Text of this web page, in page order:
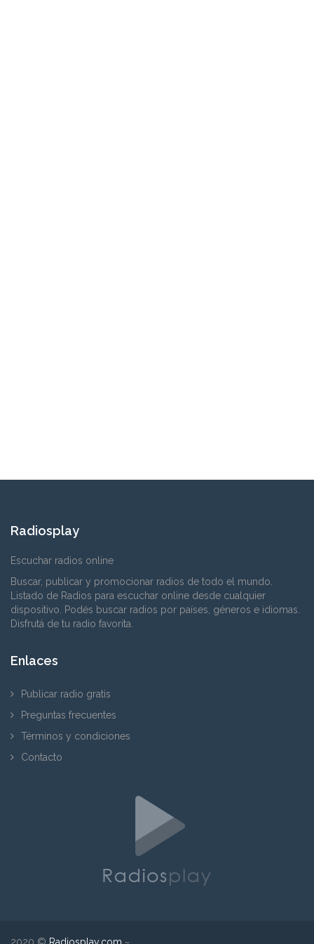
Radiosplay
Escuchar radios online
Buscar, publicar y promocionar radios de todo el mundo.
Listado de Radios para escuchar online desde cualquier
dispositivo. Podés buscar radios por países, géneros e idiomas.
Disfrutá de tu radio favorita.
Enlaces
Publicar radio gratis
Preguntas frecuentes
Términos y condiciones
Contacto
2020 © Radiosplay.com ~